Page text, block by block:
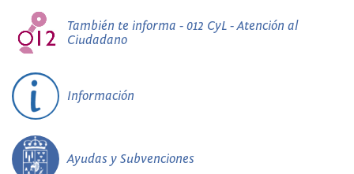
También te informa - 012 CyL - Atención al
Ciudadano
Información
Ayudas y Subvenciones